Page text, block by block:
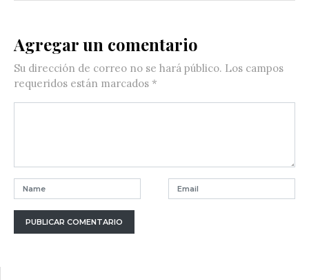
Agregar un comentario
Su dirección de correo no se hará público. Los campos
requeridos están marcados *